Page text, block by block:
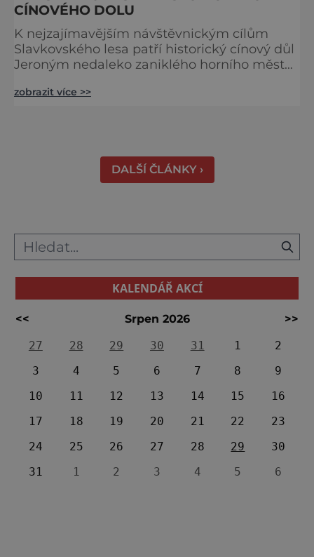
CÍNOVÉHO DOLU
K nejzajímavějším návštěvnickým cílům
Slavkovského lesa patří historický cínový důl
Jeroným nedaleko zaniklého horního města
středověku. Národní kulturní památka je
práci tehdejších horníků. [gallery
ids="91631,91630,91632,91633,91634,91635,9
zobrazit více >>
DALŠÍ ČLÁNKY ›
KALENDÁŘ AKCÍ
<< Srpen 2026
>>
27
28 29 30 31 1
2
3
4 5 6 7 8
9
10
11 12 13 14 15
16
17
18 19 20 21 22
23
24
25 26 27 28 29
30
31
1 2 3 4 5 6